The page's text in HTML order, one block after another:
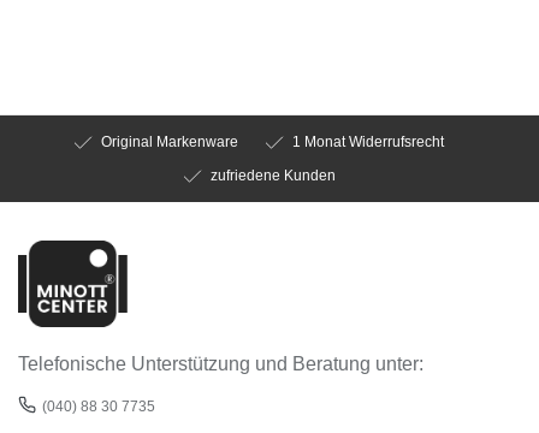
Original Markenware
1 Monat Widerrufsrecht
zufriedene Kunden
Telefonische Unterstützung und Beratung unter:
(040) 88 30 7735